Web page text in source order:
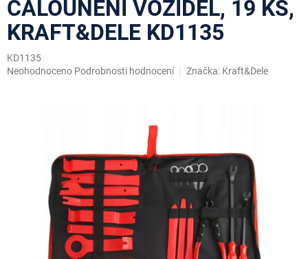
ČALOUNĚNÍ VOZIDEL, 19 KS,
KRAFT&DELE KD1135
KD1135
Průměrné
Neohodnoceno Podrobnosti hodnocení Značka: Kraft&Dele